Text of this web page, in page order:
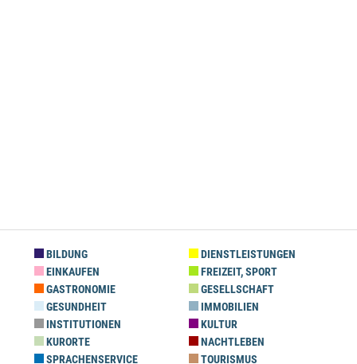
BILDUNG
DIENSTLEISTUNGEN
EINKAUFEN
FREIZEIT, SPORT
GASTRONOMIE
GESELLSCHAFT
GESUNDHEIT
IMMOBILIEN
INSTITUTIONEN
KULTUR
KURORTE
NACHTLEBEN
SPRACHENSERVICE
TOURISMUS